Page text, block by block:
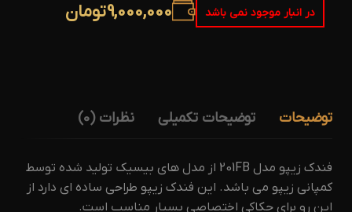
در انبار موجود نمی باشد 9,000,000تومان
توضیحات توضیحات تکمیلی نظرات (0)
فندک زیپو مدل 201FB از مدل های بیسیک تولید شده توسط
کمپانی زیپو می باشد. این فندک زیپو طراحی ساده‌ ای دارد از
این رو برای حکاکی اختصاصی بسیار مناسب است.